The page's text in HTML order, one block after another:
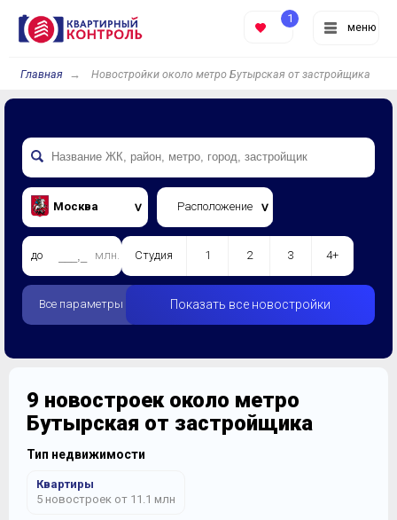
меню
1
Главная Новостройки около метро Бутырская от застройщика
Москва Расположение
до млн. Студия 1 2 3 4+
Все параметры Показать все новостройки
9 новостроек около метро
Бутырская от застройщика
Тип недвижимости
Квартиры
5 новостроек от 11.1 млн